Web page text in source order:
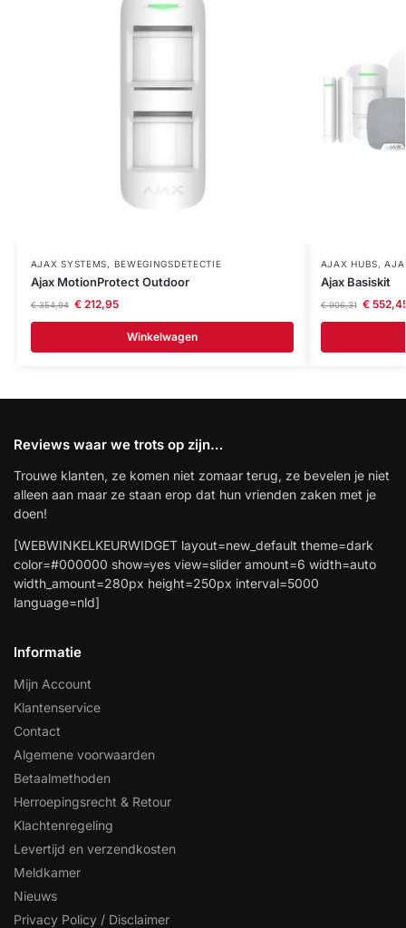
AJAX SYSTEMS, BEWEGINGSDETECTIE
Ajax MotionProtect Outdoor
€354,94 €212,95
Winkelwagen
AJAX HUBS,
Ajax Basiskit
€906,31 €
Reviews waar we trots op zijn…
Trouwe klanten, ze komen niet zomaar terug, ze bevelen je niet
alleen aan maar ze staan erop dat hun vrienden zaken met je
doen!
[WEBWINKELKEURWIDGET layout=new_default theme=dark
color=#000000 show=yes view=slider amount=6 width=auto
width_amount=280px height=250px interval=5000
language=nld]
Informatie
Mijn Account
Klantenservice
Contact
Algemene voorwaarden
Betaalmethoden
Herroepingsrecht & Retour
Klachtenregeling
Levertijd en verzendkosten
Meldkamer
Nieuws
Privacy Policy / Disclaimer